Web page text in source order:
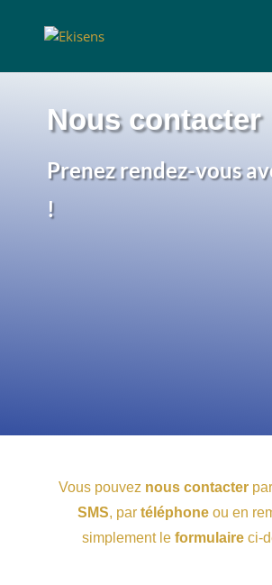
Nous contacter
Prenez rendez-vous
!
Vous pouvez nous contacterpar
SMS, par téléphoneou en
simplement leformulaire ci-